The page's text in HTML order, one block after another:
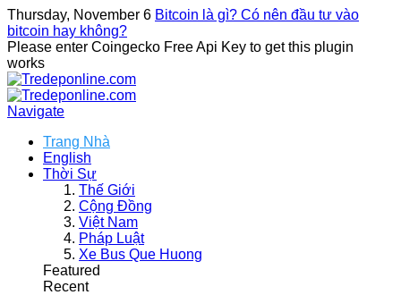
Thursday, November 6 Bitcoin là gì? Có nên đầu tư vào
bitcoin hay không?
Please enter Coingecko Free Api Key to get this plugin
works
Navigate
Trang Nhà
English
Thời Sự
Thế Giới
Cộng Đồng
Việt Nam
Pháp Luật
Xe Bus Que Huong
Featured
Recent